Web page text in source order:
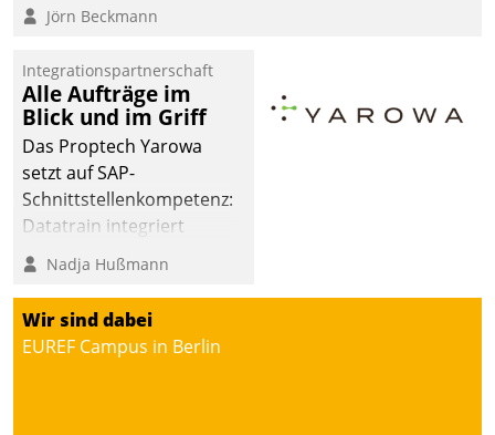
Jörn Beckmann
Integrationspartnerschaft
Alle Aufträge im
Blick und im Griff
Das Proptech Yarowa
setzt auf SAP-
Schnittstellenkompetenz:
Datatrain integriert
Yarowas Portal zur
Vergabe und Verwaltung
von Aufträgen der
operativen
Instandhaltung in die
Nadja Hußmann
Wir sind dabei
EUREF Campus in Berlin